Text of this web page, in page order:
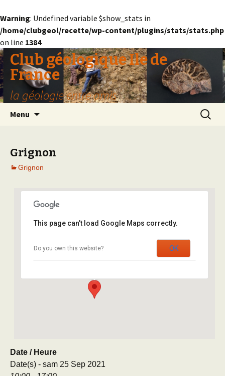
Warning: Undefined variable $show_stats in
/home/clubgeol/recette/wp-content/plugins/stats/stats.php
on line 1384
Club géologique Ile de
France
la géologie entre amis
Menu
Grignon
Grignon
Avenue Lucien Brétignières – Cour des Meules -
Thiverval Grignon
This page can't load Google Maps correctly.
Do you own this website? OK
Date / Heure
Date(s) - sam 25 Sep 2021